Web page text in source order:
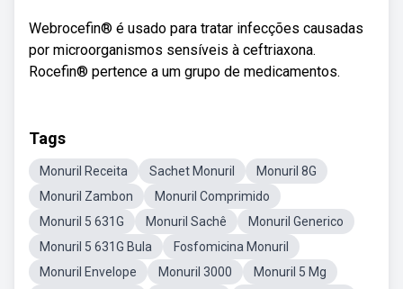
Webrocefin® é usado para tratar infecções causadas
por microorganismos sensíveis à ceftriaxona.
Rocefin® pertence a um grupo de medicamentos.
Tags
Monuril Receita Sachet Monuril
Monuril 8G
Monuril Zambon
Monuril Comprimido
Monuril 5 631G
Monuril Sachê
Monuril Generico
Monuril 5 631G Bula
Fosfomicina Monuril
Monuril Envelope
Monuril 3000
Monuril 5 Mg